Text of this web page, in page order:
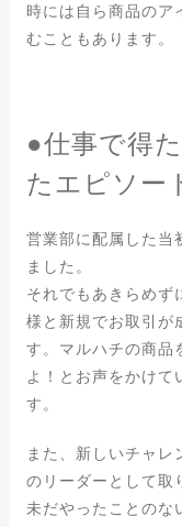
時には自ら商品のア
むこともあります。
●仕事で得
たエピソー
営業部に配属した当
ました。
それでもあきらめず
様と新規でお取引が
す。マルハチの商品
よ！とお声をかけて
す。
また、新しいチャレ
のリーダーとして取
未だやったことのな